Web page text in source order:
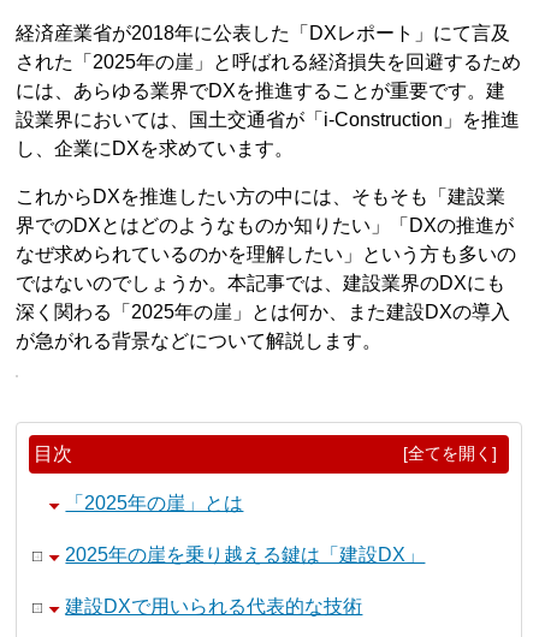
経済産業省が2018年に公表した「DXレポート」にて言及
された「2025年の崖」と呼ばれる経済損失を回避するため
には、あらゆる業界でDXを推進することが重要です。建
設業界においては、国土交通省が「i-Construction」を推進
し、企業にDXを求めています。
これからDXを推進したい方の中には、そもそも「建設業
界でのDXとはどのようなものか知りたい」「DXの推進が
なぜ求められているのかを理解したい」という方も多いの
ではないのでしょうか。本記事では、建設業界のDXにも
深く関わる「2025年の崖」とは何か、また建設DXの導入
が急がれる背景などについて解説します。
目次 [全てを開く]
「2025年の崖」とは
2025年の崖を乗り越える鍵は「建設DX」
建設DXで用いられる代表的な技術